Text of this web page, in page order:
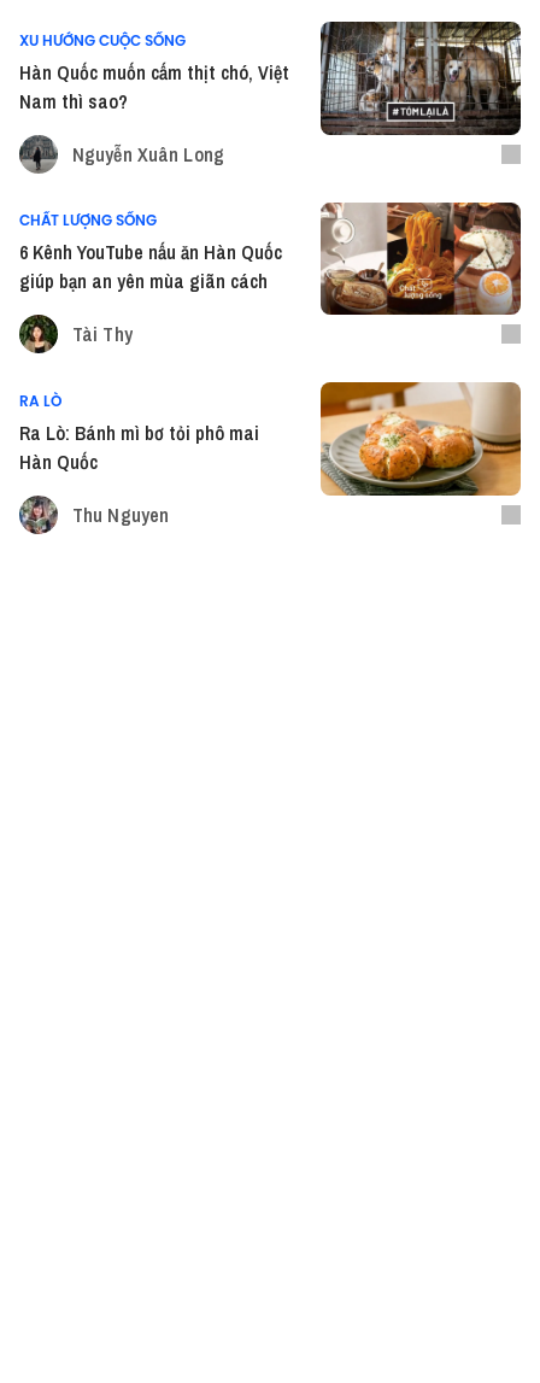
XU HƯỚNG CUỘC SỐNG
Hàn Quốc muốn cấm thịt chó, Việt
Nam thì sao?
Nguyễn Xuân Long
CHẤT LƯỢNG SỐNG
6 Kênh YouTube nấu ăn Hàn Quốc
giúp bạn an yên mùa giãn cách
Tài Thy
RA LÒ
Ra Lò: Bánh mì bơ tỏi phô mai
Hàn Quốc
Thu Nguyen